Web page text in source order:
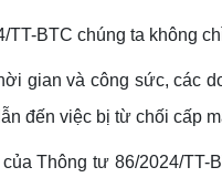
BTC chúng ta không
gian và công sức, các
đến việc bị từ chối cấp
Thông tư 86/2024/